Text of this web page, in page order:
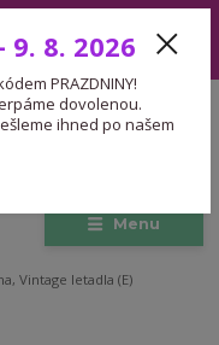
přijaté v tomto období
návratu.☀️💜
Menu
CZK
Vintage letadla (E)
9. 8. 2026
PRAZDNINY!
dovolenou.
ihned po našem